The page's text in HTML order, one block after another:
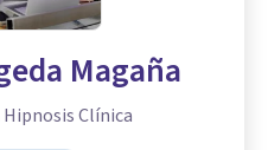
Magaña
Clínica